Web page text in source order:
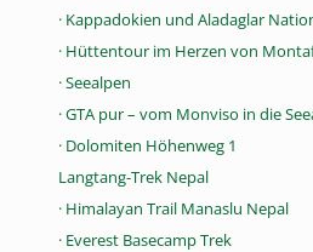
· Kappadokien und Aladaglar
· Hüttentour im Herzen von
· Seealpen
· GTA pur – vom Monviso in die
· Dolomiten Höhenweg 1
Langtang-Trek Nepal
· Himalayan Trail Manaslu Nepal
· Everest Basecamp Trek